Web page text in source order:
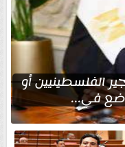
الفلسطينيين أو
في...